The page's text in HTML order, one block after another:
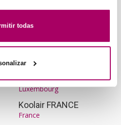
todas
l'Allemagne
Koolair PT
Koolair BENELUX
Belgique, Pays-Bas et
Luxembourg
Koolair FRANCE
France